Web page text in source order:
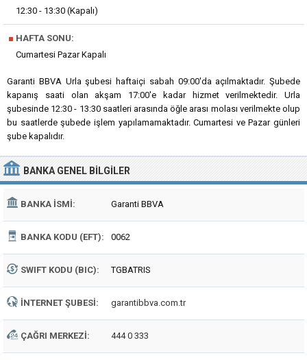
12:30 - 13:30 (Kapalı)
■ HAFTA SONU:
Cumartesi Pazar Kapalı
Garanti BBVA Urla şubesi haftaiçi sabah 09:00'da açılmaktadır. Şubede
kapanış saati olan akşam 17:00'e kadar hizmet verilmektedir. Urla
şubesinde 12:30 - 13:30 saatleri arasında öğle arası molası verilmekte olup
bu saatlerde şubede işlem yapılamamaktadır. Cumartesi ve Pazar günleri
şube kapalıdır.
BANKA GENEL BILGILER
BANKA İSMI: Garanti BBVA
BANKA KODU (EFT): 0062
SWIFT KODU (BIC): TGBATRIS
İNTERNET ŞUBESI: garantibbva.com.tr
ÇAĞRI MERKEZI: 444 0 333